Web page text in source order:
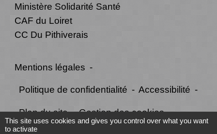
Ministère Solidarité Santé
CAF du Loiret
CC Du Pithiverais
Mentions légales -
Politique de confidentialité - Accessibilité -
Plan du site - Gestion des cookies
This site uses cookies and gives you control over what you want
to activate